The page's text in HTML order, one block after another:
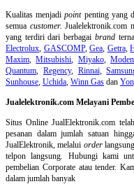
Kualitas menjadipointpenting yang
semua customer. Jualelektronik.com
yang terdiri dari berbagai brand
Electrolux, GASCOMP,Gea, Getra,
Maxim,Mitsubishi, Miyako,
Quantum, Regency, Rinnai,
Sunhouse, Uchida, Winn Gas dan
Jualelektronik.com Melayani
Situs Online JualElektronik.com
pesanan dalam jumlah satuan
JualElektronik, melalui order
telpon langsung. Hubungi kami
pembelian Corporate atau tender.
dalam jumlah banyak